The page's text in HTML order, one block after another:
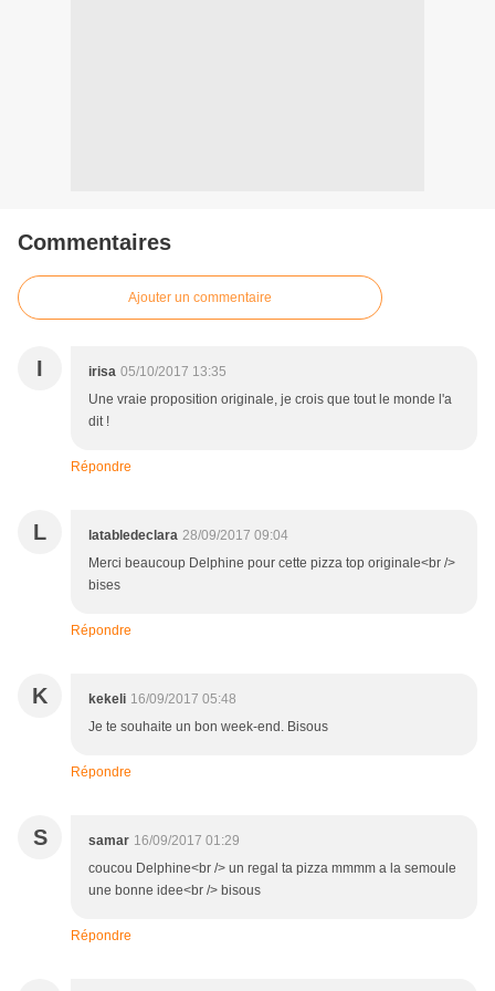
Commentaires
Ajouter un commentaire
I irisa 05/10/2017 13:35
Une vraie proposition originale, je crois que tout le monde l'a
dit !
Répondre
L latabledeclara 28/09/2017 09:04
Merci beaucoup Delphine pour cette pizza top originale<br />
bises
Répondre
K kekeli 16/09/2017 05:48
Je te souhaite un bon week-end. Bisous
Répondre
S samar 16/09/2017 01:29
coucou Delphine<br /> un regal ta pizza mmmm a la semoule
une bonne idee<br /> bisous
Répondre